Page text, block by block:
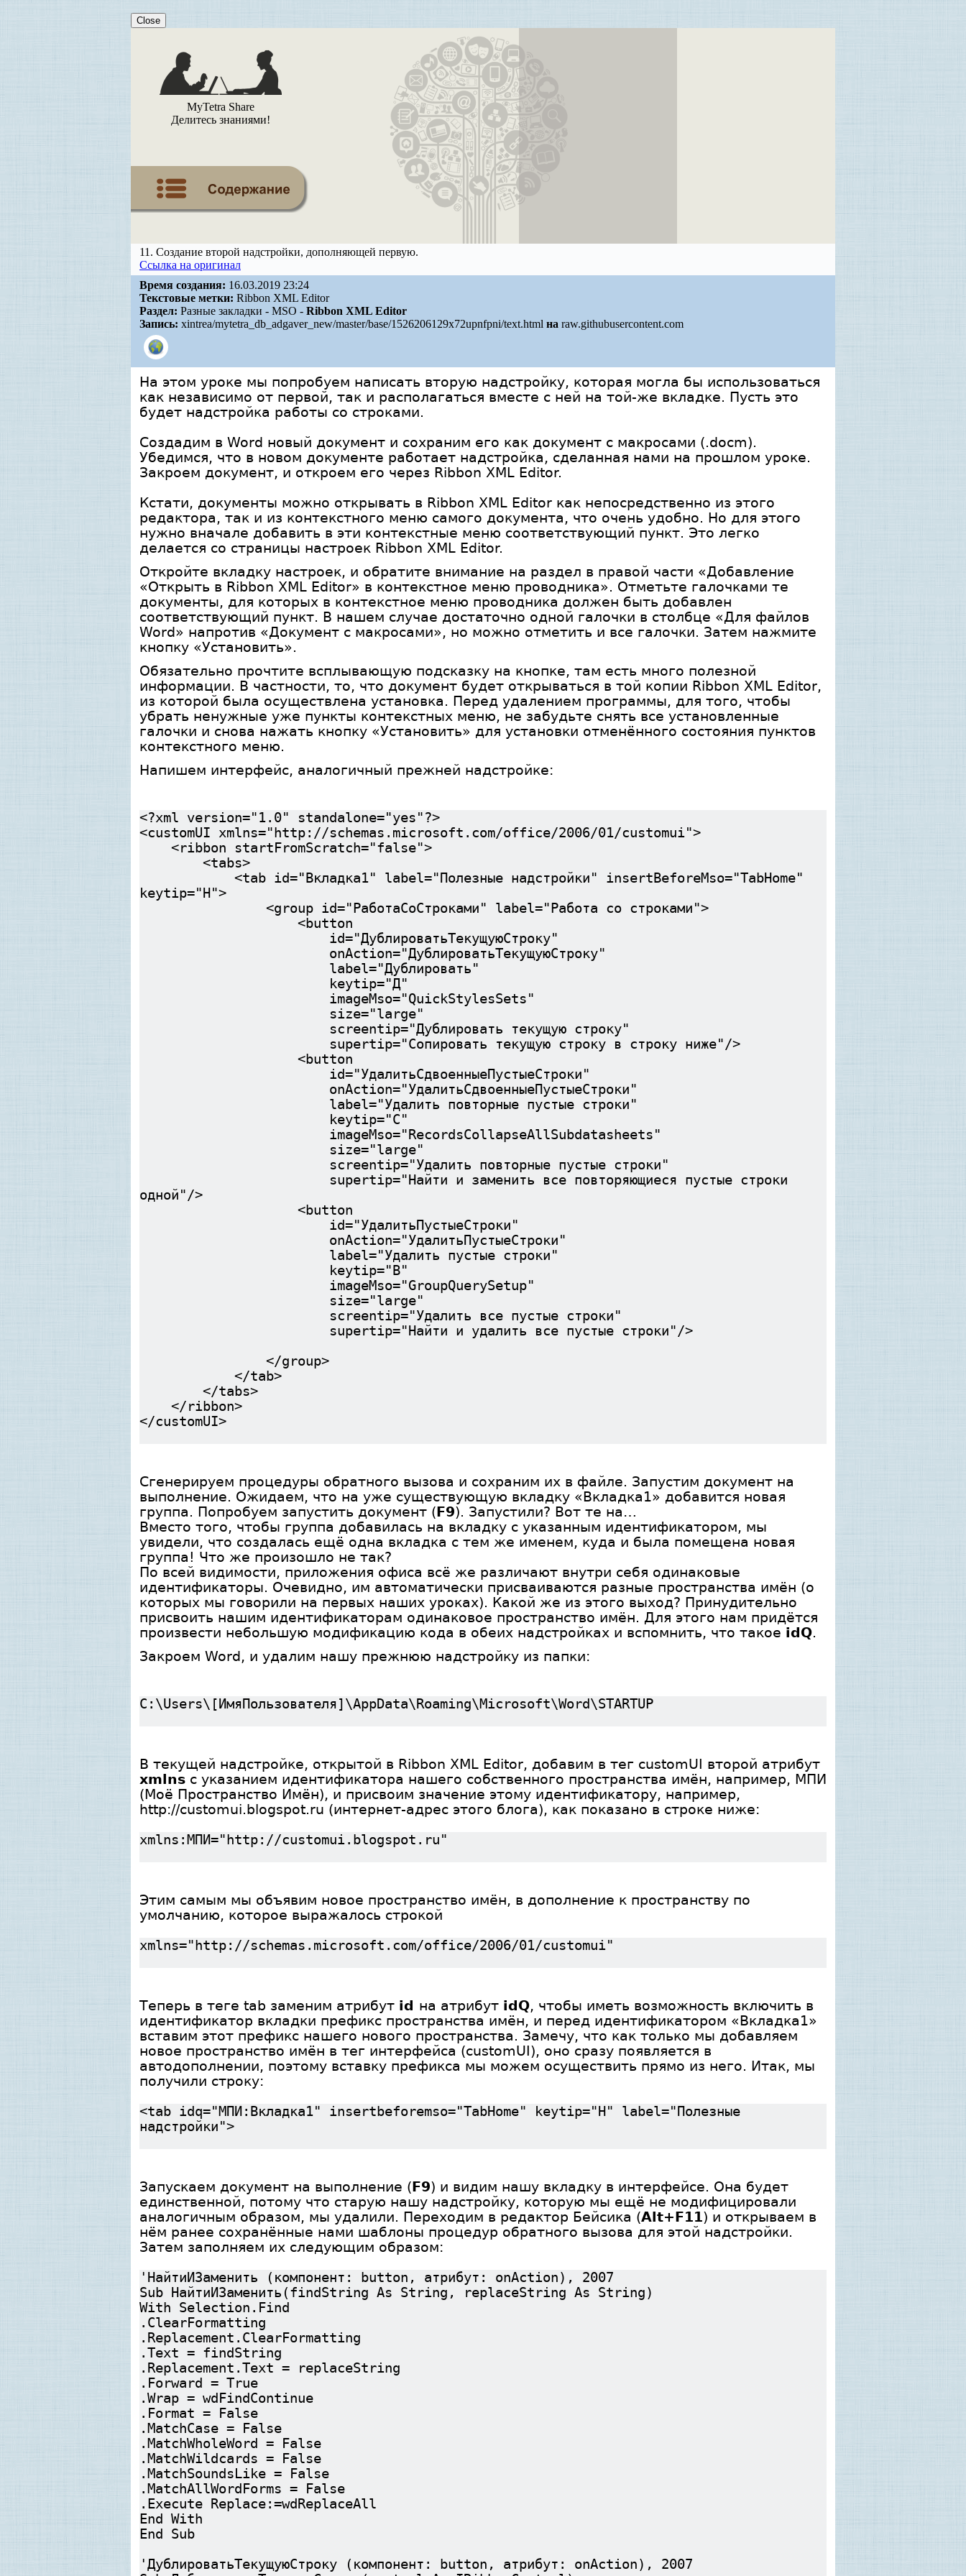
Close
MyTetra Share
Делитесь знаниями!
11. Создание второй надстройки, дополняющей первую.
Ссылка на оригинал
Время создания: 16.03.2019 23:24
Текстовые метки: Ribbon XML Editor
Раздел: Разные закладки - MSO - Ribbon XML Editor
Запись: xintrea/mytetra_db_adgaver_new/master/base/1526206129x72upnfpni/text.html на raw.githubusercontent.com
На этом уроке мы попробуем написать вторую надстройку, которая могла бы использоваться
как независимо от первой, так и располагаться вместе с ней на той-же вкладке. Пусть это
будет надстройка работы со строками.
Создадим в Word новый документ и сохраним его как документ с макросами (.doсm).
Убедимся, что в новом документе работает надстройка, сделанная нами на прошлом уроке.
Закроем документ, и откроем его через Ribbon XML Editor.
Кстати, документы можно открывать в Ribbon XML Editor как непосредственно из этого
редактора, так и из контекстного меню самого документа, что очень удобно. Но для этого
нужно вначале добавить в эти контекстные меню соответствующий пункт. Это легко
делается со страницы настроек Ribbon XML Editor.
Откройте вкладку настроек, и обратите внимание на раздел в правой части «Добавление
«Открыть в Ribbon XML Editor» в контекстное меню проводника». Отметьте галочками те
документы, для которых в контекстное меню проводника должен быть добавлен
соответствующий пункт. В нашем случае достаточно одной галочки в столбце «Для файлов
Word» напротив «Документ с макросами», но можно отметить и все галочки. Затем нажмите
кнопку «Установить».
Обязательно прочтите всплывающую подсказку на кнопке, там есть много полезной
информации. В частности, то, что документ будет открываться в той копии Ribbon XML Editor,
из которой была осуществлена установка. Перед удалением программы, для того, чтобы
убрать ненужные уже пункты контекстных меню, не забудьте снять все установленные
галочки и снова нажать кнопку «Установить» для установки отменённого состояния пунктов
контекстного меню.
Напишем интерфейс, аналогичный прежней надстройке:
<?xml version="1.0" standalone="yes"?>
<customUI xmlns="http://schemas.microsoft.com/office/2006/01/customui">
<ribbon startFromScratch="false">
<tabs>
<tab id="Вкладка1" label="Полезные надстройки" insertBeforeMso="TabHome"
keytip="Н">
<group id="РаботаСоСтроками" label="Работа со строками">
<button
id="ДублироватьТекущуюСтроку"
onAction="ДублироватьТекущуюСтроку"
label="Дублировать"
keytip="Д"
imageMso="QuickStylesSets"
size="large"
screentip="Дублировать текущую строку"
supertip="Сопировать текущую строку в строку ниже"/>
<button
id="УдалитьСдвоенныеПустыеСтроки"
onAction="УдалитьСдвоенныеПустыеСтроки"
label="Удалить повторные пустые строки"
keytip="С"
imageMso="RecordsCollapseAllSubdatasheets"
size="large"
screentip="Удалить повторные пустые строки"
supertip="Найти и заменить все повторяющиеся пустые строки
одной"/>
<button
id="УдалитьПустыеСтроки"
onAction="УдалитьПустыеСтроки"
label="Удалить пустые строки"
keytip="В"
imageMso="GroupQuerySetup"
size="large"
screentip="Удалить все пустые строки"
supertip="Найти и удалить все пустые строки"/>
</group>
</tab>
</tabs>
</ribbon>
</customUI>
Сгенерируем процедуры обратного вызова и сохраним их в файле. Запустим документ на
выполнение. Ожидаем, что на уже существующую вкладку «Вкладка1» добавится новая
группа. Попробуем запустить документ ( F9). Запустили? Вот те на…
Вместо того, чтобы группа добавилась на вкладку с указанным идентификатором, мы
увидели, что создалась ещё одна вкладка с тем же именем, куда и была помещена новая
группа! Что же произошло не так?
По всей видимости, приложения офиса всё же различают внутри себя одинаковые
идентификаторы. Очевидно, им автоматически присваиваются разные пространства имён (о
которых мы говорили на первых наших уроках). Какой же из этого выход? Принудительно
присвоить нашим идентификаторам одинаковое пространство имён. Для этого нам придётся
произвести небольшую модификацию кода в обеих надстройках и вспомнить, что такое idQ.
Закроем Word, и удалим нашу прежнюю надстройку из папки:
C:\Users\[ИмяПользователя]\AppData\Roaming\Microsoft\Word\STARTUP
В текущей надстройке, открытой в Ribbon XML Editor, добавим в тег customUI второй атрибут
xmlns с указанием идентификатора нашего собственного пространства имён, например, МПИ
(Моё Пространство Имён), и присвоим значение этому идентификатору, например,
http://customui.blogspot.ru (интернет-адрес этого блога), как показано в строке ниже:
xmlns:МПИ="http://customui.blogspot.ru"
Этим самым мы объявим новое пространство имён, в дополнение к пространству по
умолчанию, которое выражалось строкой
xmlns="http://schemas.microsoft.com/office/2006/01/customui"
Теперь в теге tab заменим атрибут id на атрибут idQ, чтобы иметь возможность включить в
идентификатор вкладки префикс пространства имён, и перед идентификатором «Вкладка1»
вставим этот префикс нашего нового пространства. Замечу, что как только мы добавляем
новое пространство имён в тег интерфейса (customUI), оно сразу появляется в
автодополнении, поэтому вставку префикса мы можем осуществить прямо из него. Итак, мы
получили строку:
<tab idq="МПИ:Вкладка1" insertbeforemso="TabHome" keytip="Н" label="Полезные
надстройки">
Запускаем документ на выполнение ( F9) и видим нашу вкладку в интерфейсе. Она будет
единственной, потому что старую нашу надстройку, которую мы ещё не модифицировали
аналогичным образом, мы удалили. Переходим в редактор Бейсика (Alt+F11) и открываем в
нём ранее сохранённые нами шаблоны процедур обратного вызова для этой надстройки.
Затем заполняем их следующим образом:
'НайтиИЗаменить (компонент: button, атрибут: onAction), 2007
Sub НайтиИЗаменить(findString As String, replaceString As String)
With Selection.Find
.ClearFormatting
.Replacement.ClearFormatting
.Text = findString
.Replacement.Text = replaceString
.Forward = True
.Wrap = wdFindContinue
.Format = False
.MatchCase = False
.MatchWholeWord = False
.MatchWildcards = False
.MatchSoundsLike = False
.MatchAllWordForms = False
.Execute Replace:=wdReplaceAll
End With
End Sub
'ДублироватьТекущуюСтроку (компонент: button, атрибут: onAction), 2007